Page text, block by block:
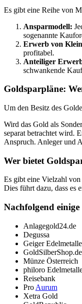
Es gibt eine Reihe von
Ansparmodell:
sogenannte
Erwerb von
profitabel.
Anteiliger
schwankende
Goldsparpläne:
Um den Besitz des
Wird das Gold als
separat betrachtet wird.
Anspruch. Anleger und
Wer bietet
Es gibt eine Vielzahl
Dies führt dazu, dass es
Nachfolgend
Anlagegold24.de
Degussa
Geiger Edelmetalle
GoldSilberShop.de
Münze Österreich
philoro
Reisebank
Pro Aurum
Xetra Gold